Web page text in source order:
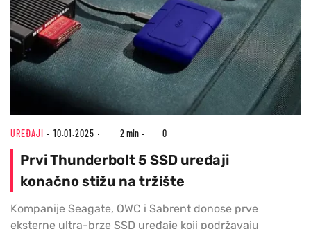
UREĐAJI 10.01.2025 2 min 0
Prvi Thunderbolt 5 SSD uređaji
konačno stižu na tržište
Kompanije Seagate, OWC i Sabrent donose prve
eksterne ultra-brze SSD uređaje koji podržavaju